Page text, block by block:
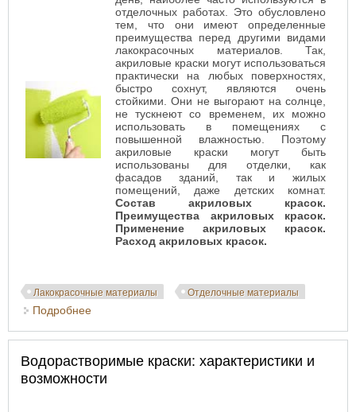
отделочных работах. Это обусловлено
тем, что они имеют определенные
преимущества перед другими видами
лакокрасочных материалов. Так,
акриловые краски могут использоваться
практически на любых поверхностях,
быстро сохнут, являются очень
стойкими. Они не выгорают на солнце,
не тускнеют со временем, их можно
использовать в помещениях с
повышенной влажностью. Поэтому
акриловые краски могут быть
использованы для отделки, как
фасадов зданий, так и жилых
помещений, даже детских комнат.
Состав акриловых красок.
Преимущества акриловых красок.
Применение акриловых красок.
Расход акриловых красок.
Лакокрасочные материалы Отделочные материалы
Подробнее
Водорастворимые краски: характеристики и
возможности